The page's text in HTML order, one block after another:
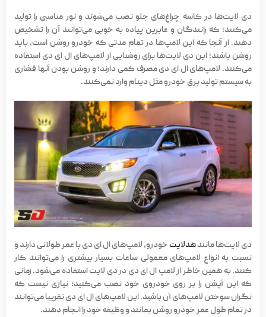
دی لایت‌ها در کاسه چراغ‌های جلونصب می‌شوند و نور مناسبی را تولید
می‌کنند؛ که رانندگان و عابرین پیاده به خوبی می‌توانند آن را تشخیص
دهند. از آنجا که این لامپ‌ها در تمام مدتی که خودرو روشن است، باید
روشن باشند؛ این دی لایت‌ها برای روشنایی از لامپ‌های ال ای دی استفاده
می‌کنند. لامپ‌های ال ای دی مصرف کمی دارند؛ و روشن بودن آنها فشاری
به سیستم تولید برق خودرو مثل دینام وارد نمی‌کنند.
دی لایت‌ها مانندهدلایت خودرو، لامپ‌های ال ای دی با عمر طولانی دارند و
نسبت به انواع لامپ‌های معمولی ساعات بسیار بیشتری را می‌توانند کار
کنند. به همین خاطر از لامپ ال ای دی در دی لایت استفاده می‌شود. زمانی
که این آپشن را بر روی خودروی خود نصب می‌کنید؛ نیازی نیست که
نگران سوختن لامپ‌های آن باشید. این لامپ‌های ال ای دی تقریبا می‌توانند
در تمام طول عمر خودرو روشن بمانند و وظیفه خود را انجام دهند.